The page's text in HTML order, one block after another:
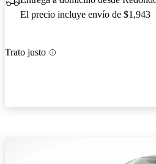
El precio incluye envío de $1,943
Trato justo